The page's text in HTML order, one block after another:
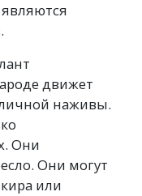
движет
наживы.
Они
Они могут
или